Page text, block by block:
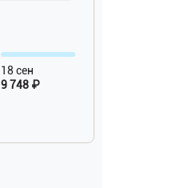
18 сен
9 748 ₽